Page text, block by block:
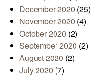
December 2020 (25)
November 2020 (4)
October 2020 (2)
September 2020 (2)
August 2020 (2)
July 2020 (7)